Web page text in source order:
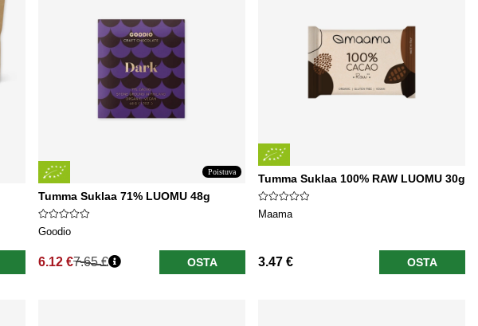
Poistuva
Tumma Suklaa 71% LUOMU 48g
Goodio
6.12 €
Normaali hinta
7.65 € OSTA
Tumma Suklaa 100% RAW LUOMU 30g
Maama
3.47 € OSTA